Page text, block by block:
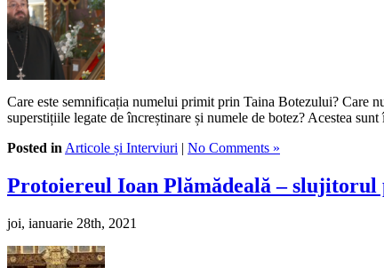
Care este semnificația numelui primit prin Taina Botezului? Care
superstițiile legate de încreștinare și numele de botez? Acestea
Posted in Articole și Interviuri | No Comments »
Protoiereul Ioan Plămădeală – slujitorul
joi, ianuarie 28th, 2021